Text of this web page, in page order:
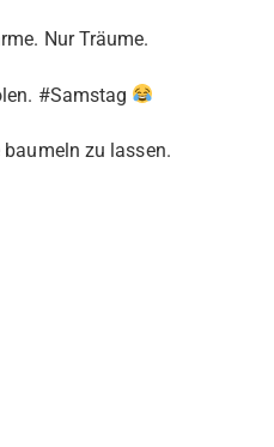
Nur Träume.
#Samstag
zu lassen.